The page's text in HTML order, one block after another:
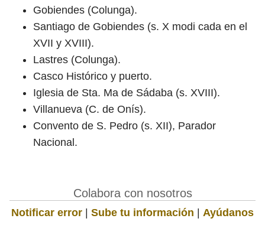
Gobiendes (Colunga).
Santiago de Gobiendes (s. X modi cada en el
XVII y XVIII).
Lastres (Colunga).
Casco Histórico y puerto.
Iglesia de Sta. Ma de Sádaba (s. XVIII).
Villanueva (C. de Onís).
Convento de S. Pedro (s. XII), Parador
Nacional.
Colabora con nosotros
Notificar error | Sube tu información | Ayúdanos